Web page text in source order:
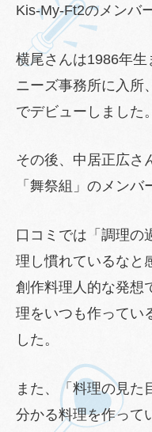
Kis-My-Ft2のメンバ
横尾さんは1986年生
ニーズ事務所に入所
でデビューしました。
その後、中居正広さ
「舞祭組」のメンバ
口コミでは「調理の
理し慣れているなと
創作料理人的な発想
理をいつも作ってい
した。
また、「料理の見た
分かる料理を作って